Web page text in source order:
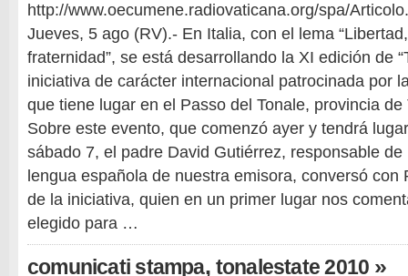
http://www.oecumene.radiovaticana.org/spa/
Jueves, 5 ago (RV).- En Italia, con el lema
fraternidad”, se está desarrollando la XI edición de
iniciativa de carácter internacional patrocinada por
que tiene lugar en el Passo del Tonale, provincia
Sobre este evento, que comenzó ayer y tendrá
sábado 7, el padre David Gutiérrez, responsable
lengua española de nuestra emisora, conversó con
de la iniciativa, quien en un primer lugar nos
elegido para …
comunicati stampa, tonalestate 2010 »